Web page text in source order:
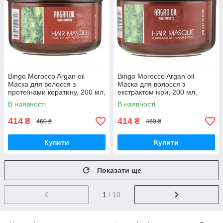
Bingo Morocco Argan oil
Маска для волосся з
протеїнами кератину, 200 мл,
71039
В наявності
414 ₴ 460 ₴
Купити
Bingo Morocco Argan oil
Маска для волосся з
екстрактом ікри, 200 мл,
71077
В наявності
414 ₴ 460 ₴
Купити
Показати ще
1 / 10